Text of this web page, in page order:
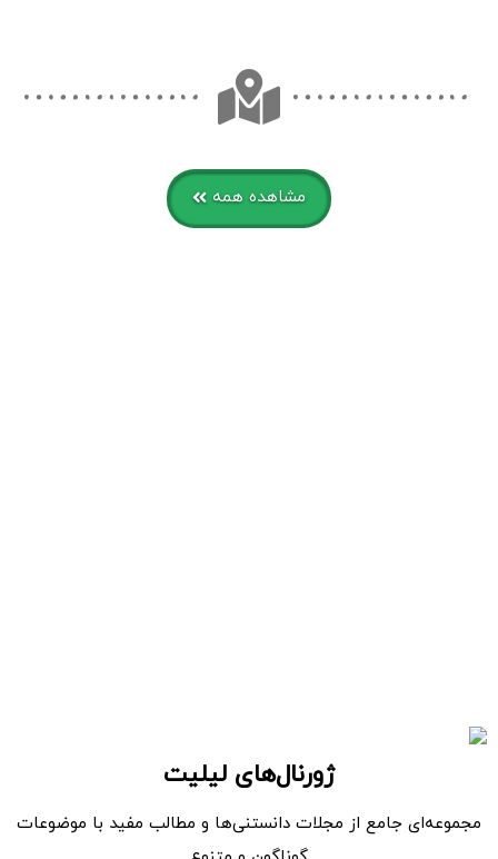
مشاهده همه
ژورنال‌های لیلیت
مجموعه‌ای جامع از مجلات دانستنی‌ها و مطالب مفید با موضوعات